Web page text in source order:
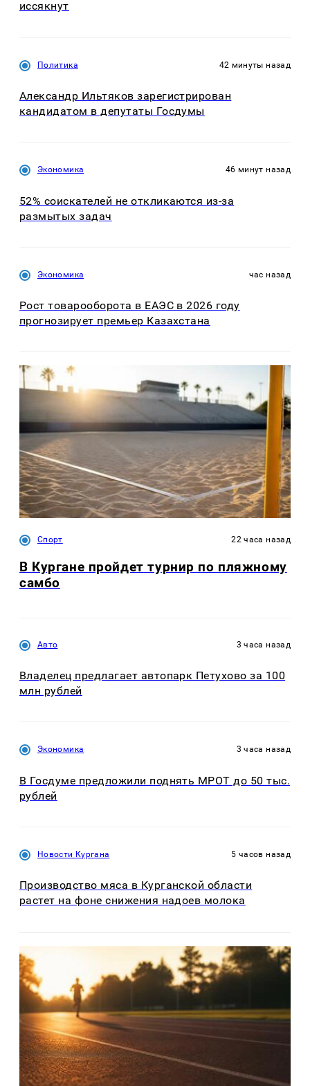
иссякнут
Политика 42 минуты назад
Александр Ильтяков зарегистрирован
кандидатом в депутаты Госдумы
Экономика 46 минут назад
52% соискателей не откликаются из-за
размытых задач
Экономика час назад
Рост товарооборота в ЕАЭС в 2026 году
прогнозирует премьер Казахстана
Спорт 22 часа назад
В Кургане пройдет турнир по пляжному
самбо
Авто 3 часа назад
Владелец предлагает автопарк Петухово за 100
млн рублей
Экономика 3 часа назад
В Госдуме предложили поднять МРОТ до 50 тыс.
рублей
Новости Кургана 5 часов назад
Производство мяса в Курганской области
растет на фоне снижения надоев молока